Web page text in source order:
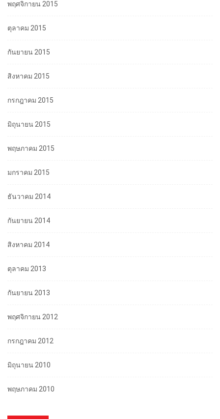
พฤศจิกายน 2015
ตุลาคม 2015
กันยายน 2015
สิงหาคม 2015
กรกฎาคม 2015
มิถุนายน 2015
พฤษภาคม 2015
มกราคม 2015
ธันวาคม 2014
กันยายน 2014
สิงหาคม 2014
ตุลาคม 2013
กันยายน 2013
พฤศจิกายน 2012
กรกฎาคม 2012
มิถุนายน 2010
พฤษภาคม 2010